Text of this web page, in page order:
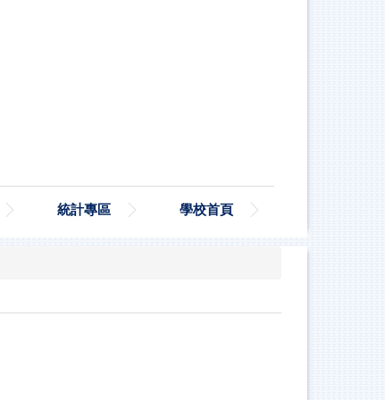
統計專區 學校首頁